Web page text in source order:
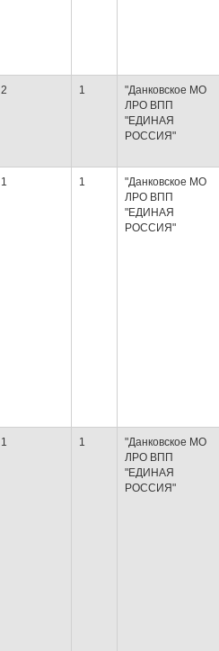
2 1
"Данковское МО
ЛРО ВПП
"ЕДИНАЯ
РОССИЯ"
1 1
"Данковское МО
ЛРО ВПП
"ЕДИНАЯ
РОССИЯ"
1 1
"Данковское МО
ЛРО ВПП
"ЕДИНАЯ
РОССИЯ"